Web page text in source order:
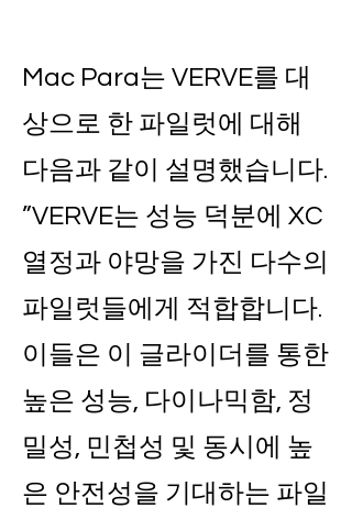
Mac Para는 VERVE를 대
상으로 한 파일럿에 대해
다음과 같이 설명했습니다.
”VERVE는 성능 덕분에 XC
열정과 야망을 가진 다수의
파일럿들에게 적합합니다.
이들은 이 글라이더를 통한
높은 성능, 다이나믹함, 정
밀성, 민첩성 및 동시에 높
은 안전성을 기대하는 파일